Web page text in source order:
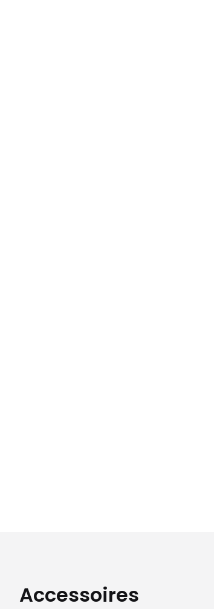
Accessoires